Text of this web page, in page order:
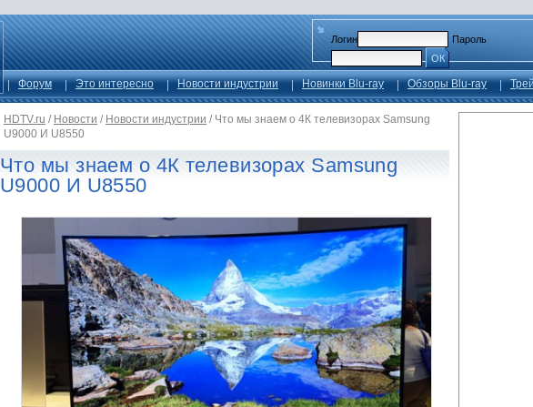
Логин
Пароль
ОК
Форум Это интересно Новости индустрии Новинки Blu-ray Обзоры Blu-ray
HDTV.ru / Новости / Новости индустрии / Что мы знаем о 4К телевизорах Samsung
U9000 И U8550
Что мы знаем о 4К телевизорах Samsung
U9000 И U8550